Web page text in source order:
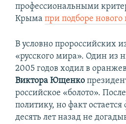
профессиональными
Крымапри подборе нового
В условно пророссийских
«русского мира». Один из
2005 годов ходил в
Виктора Ющенко
российское «болото».
политику, но факт
десять лет назад не